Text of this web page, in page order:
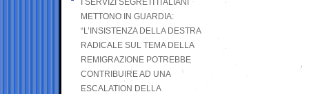
I SERVIZI SEGRETI ITALIANI
METTONO IN GUARDIA:
“L’INSISTENZA DELLA DESTRA
RADICALE SUL TEMA DELLA
REMIGRAZIONE POTREBBE
CONTRIBUIRE AD UNA
ESCALATION DELLA